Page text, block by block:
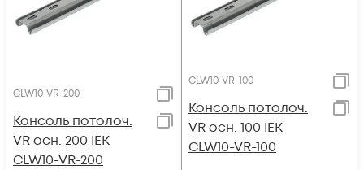
CLW10-VR-200
Консоль потолоч.
VR осн. 200 IEK
CLW10-VR-200
CLW10-VR-100
Консоль потолоч.
VR осн. 100 IEK
CLW10-VR-100